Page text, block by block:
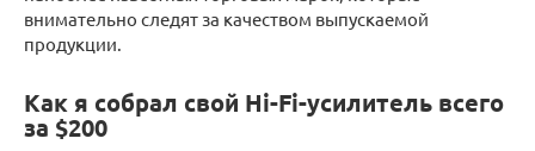
внимательно следят за качеством выпускаемой
продукции.
Как я собрал свой Hi-Fi-усилитель всего
за $200